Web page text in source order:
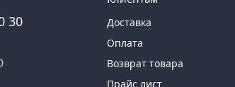
30
Доставка
Оплата
Возврат товара
Прайс лист